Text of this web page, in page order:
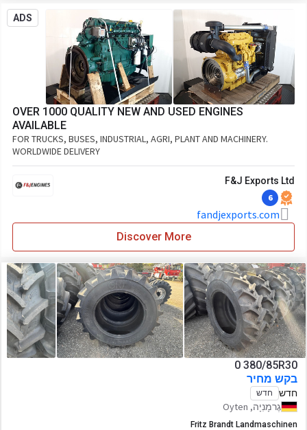
ADS
OVER 1000 QUALITY NEW AND USED ENGINES
AVAILABLE
FOR TRUCKS, BUSES, INDUSTRIAL, AGRI, PLANT AND MACHINERY.
WORLDWIDE DELIVERY
F&J Exports Ltd
6
fandjexports.com
Discover More
0 380/85R30
בקש מחיר
חדש חדש
גֶרמָנִיָה, Oyten
Fritz Brandt Landmaschinen